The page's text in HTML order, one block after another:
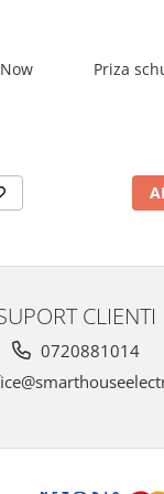
Priza
CLIENTI
0720881014